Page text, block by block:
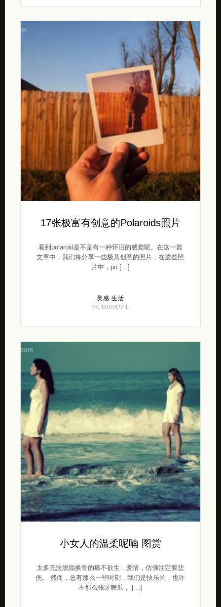
17张极富有创意的Polaroids照片
看到polaroid是不是有一种怀旧的感觉呢。在这一篇
文章中，我们将分享一些极具创意的照片，在这些照
片中，po […]
灵感 生活
2010/04/21
小女人的温柔呢喃 图赏
太多无法脱胎换骨的痛不欲生，爱情，仿佛注定要悲
伤。 然而，总有那么一些时刻，我们是快乐的，也许
不那么张牙舞爪， […]